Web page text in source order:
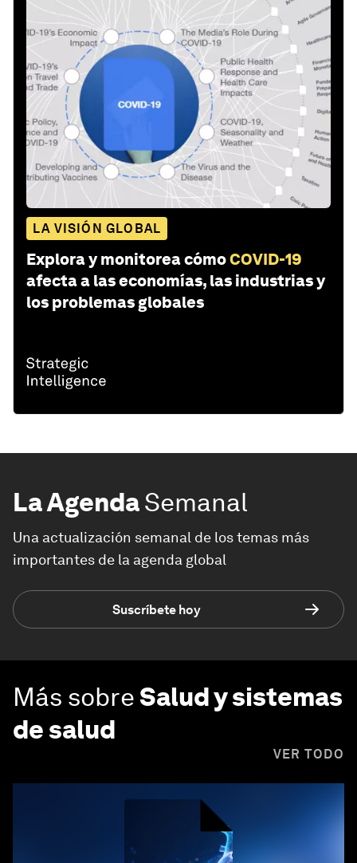
LA VISIÓN GLOBAL
Explora y monitorea cómoCOVID-19
afecta a las economías, las industrias y
los problemas globales
La AgendaSemanal
Una actualización semanal de los temas más
importantes de la agenda global
Suscríbete hoy
Más sobreSalud y sistemas
de salud
VER TODO